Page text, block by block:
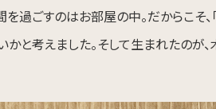
過ごすのはお部屋の中。だからこそ
と考えました。そして生まれたのが